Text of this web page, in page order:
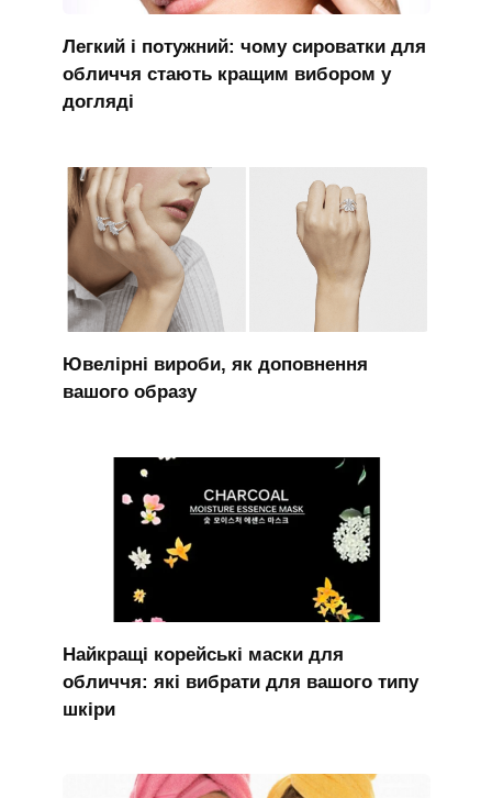
Легкий і потужний: чому сироватки для
обличчя стають кращим вибором у
догляді
Ювелірні вироби, як доповнення
вашого образу
Найкращі корейські маски для
обличчя: які вибрати для вашого типу
шкіри